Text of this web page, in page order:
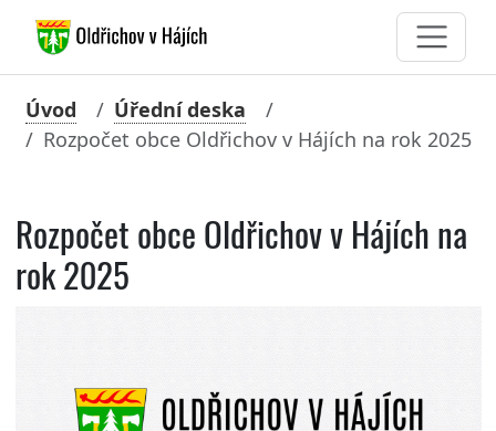
Úvod
Úřední deska
Rozpočet obce Oldřichov v Hájích na rok 2025
Rozpočet obce Oldřichov v Hájích na
rok 2025